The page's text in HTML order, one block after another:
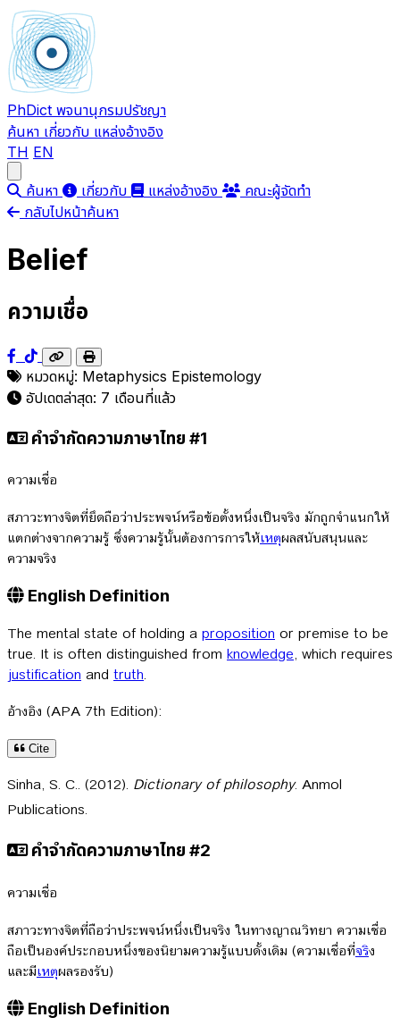
PhDict พจนานุกรมปรัชญา
ค้นหา เกี่ยวกับ แหล่งอ้างอิง
TH EN
ค้นหา เกี่ยวกับ แหล่งอ้างอิง
คณะผู้จัดทำ
กลับไปหน้าค้นหา
Belief
ความเชื่อ
หมวดหมู่: Metaphysics Epistemology
อัปเดตล่าสุด: 7 เดือนที่แล้ว
คำจำกัดความภาษาไทย #1
ความเชื่อ
สภาวะทางจิตที่ยึดถือว่าประพจน์หรือข้อตั้งหนึ่งเป็นจริง มักถูกจำแนกให้
แตกต่างจากความรู้ ซึ่งความรู้นั้นต้องการการให้เหตุผลสนับสนุนและ
ความจริง
English Definition
The mental state of holding a proposition or premise to be
true. It is often distinguished from knowledge, which requires
justification and truth.
อ้างอิง (APA 7th Edition):
Cite
Sinha, S. C.. (2012). Dictionary of philosophy. Anmol
Publications.
คำจำกัดความภาษาไทย #2
ความเชื่อ
สภาวะทางจิตที่ถือว่าประพจน์หนึ่งเป็นจริง ในทางญาณวิทยา ความเชื่อ
ถือเป็นองค์ประกอบหนึ่งของนิยามความรู้แบบดั้งเดิม (ความเชื่อที่จริง
และมีเหตุผลรองรับ)
English Definition